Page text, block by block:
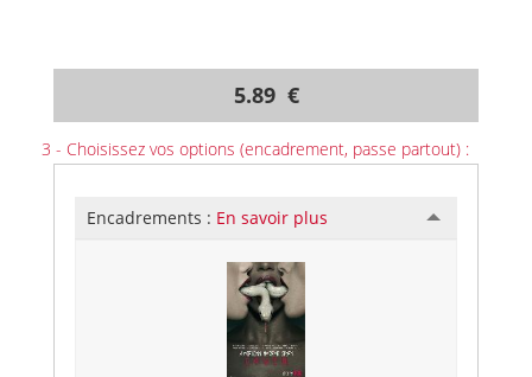
5.89 €
3 - Choisissez vos options (encadrement, passe partout) :
Encadrements : En savoir plus